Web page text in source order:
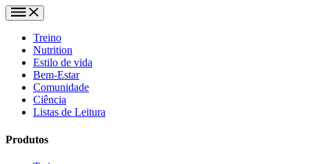
Treino
Nutrition
Estilo de vida
Bem-Estar
Comunidade
Ciência
Listas de Leitura
Produtos